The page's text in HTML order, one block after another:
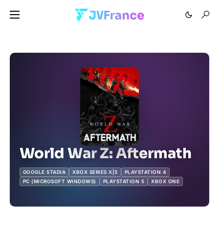
World War Z: Aftermath
GOOGLE STADIA XBOX SERIES X|S
PLAYSTATION 4
PC (MICROSOFT WINDOWS)
PLAYSTATION 5 XBOX ONE